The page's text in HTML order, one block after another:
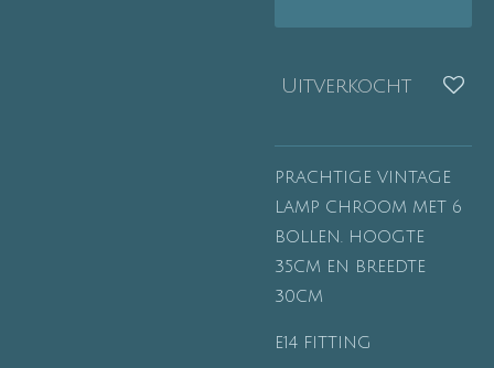
Uitverkocht
PRACHTIGE VINTAGE
LAMP CHROOM MET 6
BOLLEN. HOOGTE
35CM EN BREEDTE
30CM
E14 FITTING